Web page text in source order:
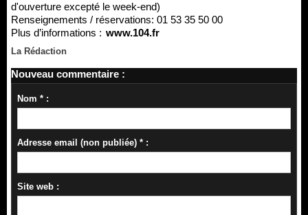
d'ouverture excepté le week-end)
Renseignements / réservations: 01 53 35 50 00
Plus d’informations : www.104.fr
La Rédaction
Nouveau commentaire :
Nom * :
Adresse email (non publiée) * :
Site web :